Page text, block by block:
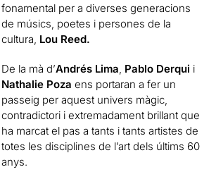
fonamental per a diverses generacions
de músics, poetes i persones de la
cultura, Lou Reed.
De la mà d’Andrés Lima, Pablo Derqui i
Nathalie Poza ens portaran a fer un
passeig per aquest univers màgic,
contradictori i extremadament brillant que
ha marcat el pas a tants i tants artistes de
totes les disciplines de l’art dels últims 60
anys.